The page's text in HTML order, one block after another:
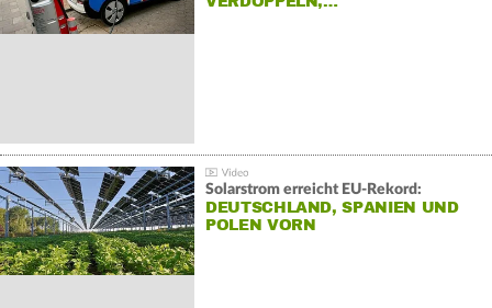
Solarstrom erreicht EU-Rekord:
DEUTSCHLAND, SPANIEN UND
POLEN VORN